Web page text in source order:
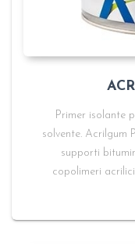
Primer isolante
solvente. Acrilgum
supporti
copolimeri